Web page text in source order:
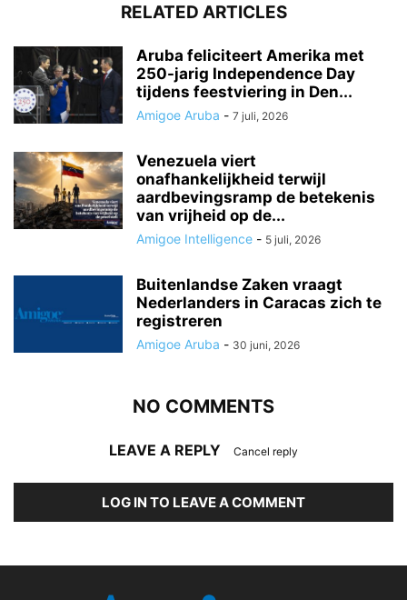
RELATED ARTICLES
Aruba feliciteert Amerika met
250-jarig Independence Day
tijdens feestviering in Den...
Amigoe Aruba - 7 juli, 2026
Venezuela viert
onafhankelijkheid terwijl
aardbevingsramp de betekenis
van vrijheid op de...
Amigoe Intelligence - 5 juli, 2026
Buitenlandse Zaken vraagt
Nederlanders in Caracas zich te
registreren
Amigoe Aruba - 30 juni, 2026
NO COMMENTS
LEAVE A REPLY Cancel reply
LOG IN TO LEAVE A COMMENT